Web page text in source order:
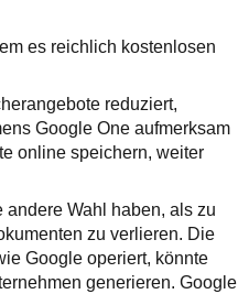
es reichlich kostenlosen
reduziert,
Google One aufmerksam
online speichern, weiter
Wahl haben, als zu
zu verlieren. Die
Google operiert, könnte
generieren. Google